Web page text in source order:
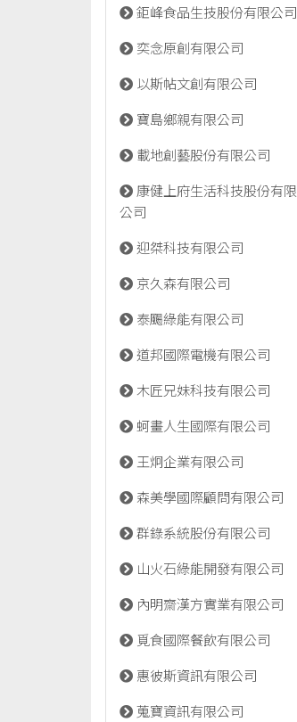
鉅峰食品生技股份有限公司
奕念原創有限公司
以斯帖文創有限公司
寶島鄉親有限公司
載地創藝股份有限公司
康健上府生活科技股份有限
公司
迎桀科技有限公司
京久森有限公司
泰颺綠能有限公司
道邦國際電機有限公司
木匠兄妹科技有限公司
蚵畫人生國際有限公司
王炯企業有限公司
森美學國際顧問有限公司
群錄系統股份有限公司
山火石綠能開發有限公司
內明齋漢方實業有限公司
覓食國際餐飲有限公司
惠彼斯資訊有限公司
蒐寶資訊有限公司